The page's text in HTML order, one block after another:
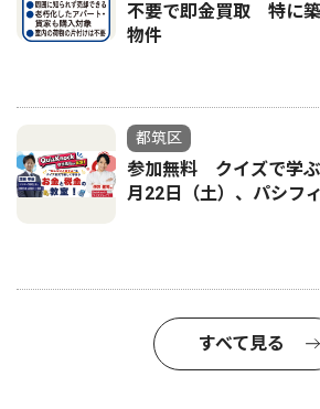
不要で即金買取 特に
物件
都筑区
参加無料 クイズで学
月22日（土）、パシフ
すべて見る